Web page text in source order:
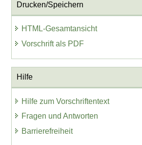
Drucken/Speichern
HTML-Gesamtansicht
Vorschrift als PDF
Hilfe
Hilfe zum Vorschriftentext
Fragen und Antworten
Barrierefreiheit